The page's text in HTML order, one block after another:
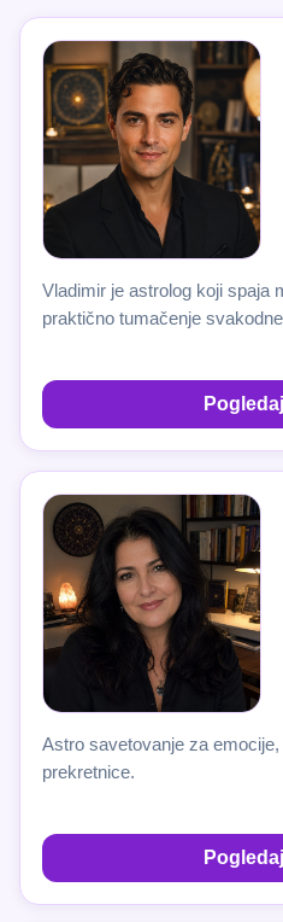
Vladimir je astrolog koji spaja
praktično tumačenje
Astro savetovanje za
prekretnice.